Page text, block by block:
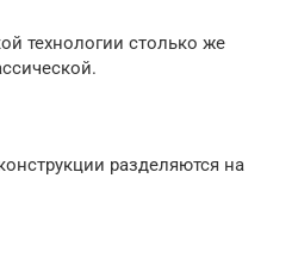
технологии столько же
разделяются на